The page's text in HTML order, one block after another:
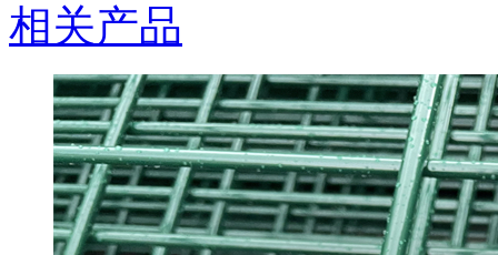
相关产品